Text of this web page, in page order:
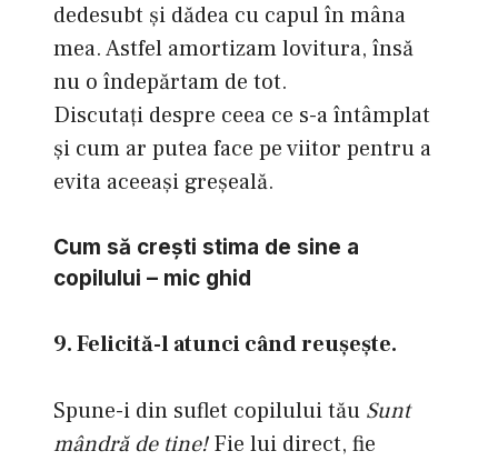
dedesubt şi dădea cu capul în mâna
mea. Astfel amortizam lovitura, însă
nu o îndepărtam de tot.
Discutaţi despre ceea ce s-a întâmplat
şi cum ar putea face pe viitor pentru a
evita aceeaşi greşeală.
Cum să creşti stima de sine a
copilului – mic ghid
9. Felicită-l atunci când reuşeşte.
Spune-i din suflet copilului tău Sunt
mândră de tine!Fie lui direct, fie